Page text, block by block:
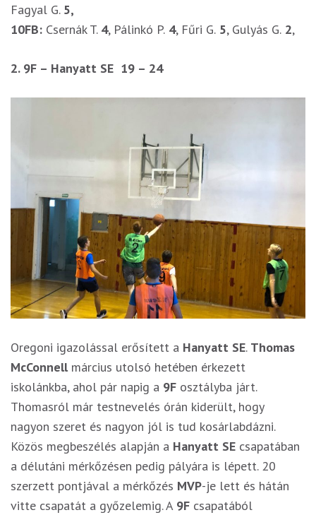
Fagyal G. 5,
10FB: Csernák T. 4, Pálinkó P. 4, Fűri G. 5, Gulyás G. 2,
2. 9F – Hanyatt SE 19 – 24
Oregoni igazolással erősített a Hanyatt SE. Thomas
McConnellmárcius utolsó hetében érkezett
iskolánkba, ahol pár napig a 9F osztályba járt.
Thomasról már testnevelés órán kiderült, hogy
nagyon szeret és nagyon jól is tud kosárlabdázni.
Közös megbeszélés alapján a Hanyatt SE csapatában
a délutáni mérkőzésen pedig pályára is lépett. 20
szerzett pontjával a mérkőzés MVP-je lett és hátán
vitte csapatát a győzelemig. A 9F csapatából